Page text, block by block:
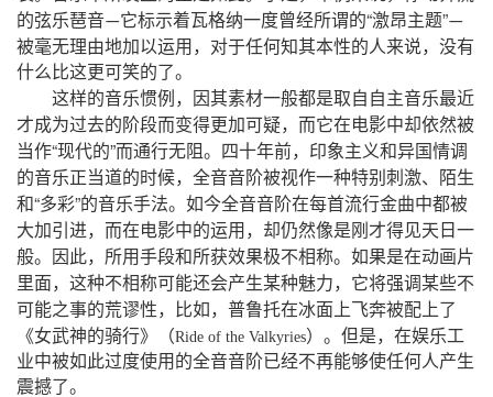
的弦乐琶音—它标示着瓦格纳一度曾经所谓的“激昂主题”—
被毫无理由地加以运用 ， 对于任何知其本性的人来说， 没有
什么比这更可笑的了。
这样的音乐惯例 ，
因其素材一般都是取自自主音乐最近
才成为过去的阶段而变得更加可疑，
而它在电影中却依然被
当作“现代的”而通行无阻。四十年前，
印象主义和异国情调
的音乐正当道的时候， 全音音阶被视作一种特别刺激、陌生
和“多彩”的音乐手法。如今全音音阶在每首流行金曲中都被
大加引进， 而在电影中的运用 ，
却仍然像是刚才得见天日一
般。因此，
所用手段和所获效果极不相称。如果是在动画片
里面， 这种不相称可能还会产生某种魅力，
它将强调某些不
可能之事的荒谬性， 比如 ， 普鲁托在冰面上飞奔被配上了
《女武神的骑行》
（Ride of the Valkyries） 。但是， 在娱乐工
业中被如此过度使用的全音音阶已经不再能够使任何人产生
震撼了。